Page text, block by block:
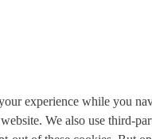
experience while you
We also use third-